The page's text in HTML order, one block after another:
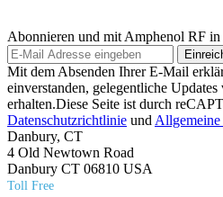
Abonnieren und mit Amphenol RF
Mit dem Absenden Ihrer E-Mail
einverstanden, gelegentliche
erhalten.Diese Seite ist durch
Datenschutzrichtlinie und Allgemeine
Danbury, CT
4 Old Newtown Road
Danbury CT 06810 USA
Toll Free